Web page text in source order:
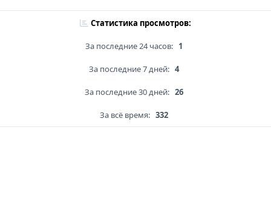
Статистика просмотров:
За последние 24 часов: 1
За последние 7 дней: 4
За последние 30 дней: 26
За всё время: 332